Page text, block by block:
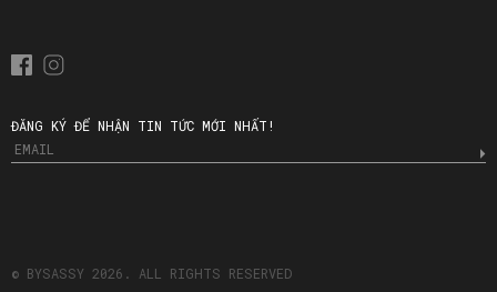
ĐĂNG KÝ ĐỂ NHẬN TIN TỨC MỚI NHẤT!
© BYSASSY 2026. ALL RIGHTS RESERVED